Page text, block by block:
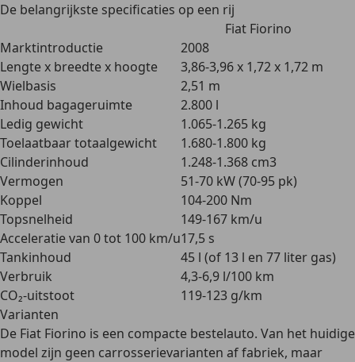
De belangrijkste specificaties op een rij
Fiat Fiorino
Marktintroductie
2008
Lengte x breedte x hoogte
3,86-3,96 x 1,72 x 1,72 m
Wielbasis
2,51 m
Inhoud bagageruimte
2.800 l
Ledig gewicht
1.065-1.265 kg
Toelaatbaar totaalgewicht
1.680-1.800 kg
Cilinderinhoud
1.248-1.368 cm3
Vermogen
51-70 kW (70-95 pk)
Koppel
104-200 Nm
Topsnelheid
149-167 km/u
Acceleratie van 0 tot 100 km/u17,5 s
Tankinhoud
45 l (of 13 l en 77 liter gas)
Verbruik
4,3-6,9 l/100 km
CO₂-uitstoot
119-123 g/km
Varianten
De Fiat Fiorino is een compacte bestelauto. Van het huidige
model zijn geen carrosserievarianten af fabriek, maar